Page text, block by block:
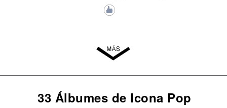
33 Álbumes de Icona Pop